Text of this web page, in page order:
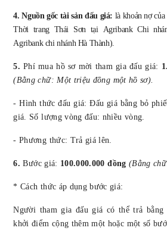
4. Nguồn gốc tài sảnđấu giá: là khoản nợ của
Thời trang Thái Sơn tại Agribank Chi
Agribank chi nhánh Hà Thành).
5.Phí mua hồ sơmời tham gia đấu giá:
(Bằng chữ:Một triệu đồng một hồ sơ).
-Hình thức đấu giá: Đấu giá bằng bỏ
giá. Số lượng vòng đấu: nhiều vòng.
-Phương thức: Trả giá lên.
6.Bước giá: 100.000.000 đồng (Bằng
* Cách thức áp dụng bước giá:
Người tham gia đấu giá có thể trả
khởi điểm cộng thêm một hoặc một số